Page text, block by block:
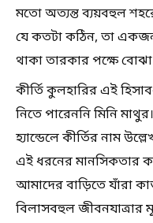
মতো অত্যন্ত ব্যয়বহুল
যে কতটা কঠিন, তা একজন
থাকা তারকার পক্ষে
কীর্তি কুলহারির এই
নিতে পারেননি মিনি
হ্যান্ডেলে কীর্তির নাম
এই ধরনের মানসিকতার
আমাদের বাড়িতে যাঁরা
বিলাসবহুল জীবনযাত্রার